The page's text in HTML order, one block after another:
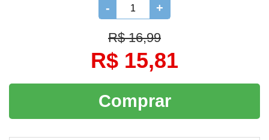
- +
R$ 16,99
R$ 15,81
Comprar